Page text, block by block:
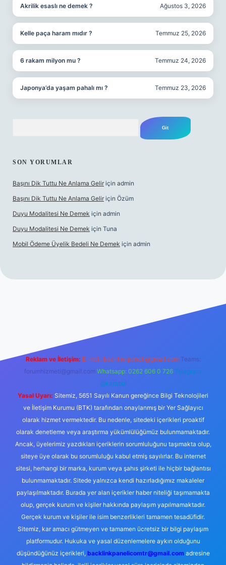
Akrilik esaslı ne demek ? Ağustos 3, 2026
Kelle paça haram mıdır ? Temmuz 25, 2026
6 rakam milyon mu ? Temmuz 24, 2026
Japonya’da yaşam pahalı mı ? Temmuz 23, 2026
SON YORUMLAR
Başını Dik Tuttu Ne Anlama Gelir için admin
Başını Dik Tuttu Ne Anlama Gelir için Özüm
Duyu Modalitesi Ne Demek için admin
Duyu Modalitesi Ne Demek için Tuna
Mobil Ödeme Üyelik Bedeli Ne Demek için admin
Reklam ve İletişim: E-mail: backlinkpaneli@gmail.com Teams:
forumhizmeti@gmail.com Whatsapp: 0262 606 0 726 Telegram:
@karabul
Yasal Uyarı: Sitemiz, 5651 Sayılı Kanun gereğince Bilgi Teknolojileri
ve İletişim Kurumu (BTK) tarafından onaylanmış bir Yer Sağlayıcı
olarak hizmet vermektedir. Bu nedenle, sitedeki içerikleri proaktif
olarak denetleme veya araştırma yükümlülüğümüz bulunmamaktadır.
Ancak, üyelerimiz yazdıkları içeriklerin sorumluluğunu taşımakta olup,
siteye üye olarak bu sorumluluğu kabul etmiş sayılırlar. Bu internet
sitesi, herhangi bir marka, kurum veya şahıs şirketi ile hiçbir bağlantısı
bulunmamaktadır. Sitede yalnızca kendi hazırladığımız makaleler
paylaşılmaktadır. Burada yer alan içerikler haber niteliği taşımamakta
olup, gerçek kurum ve kişiler hakkında paylaşım yapılmamaktadır.
Gerçek kurum ve kişiler ile isim benzerlikleri tamamen tesadüfidir.
Sitemiz, kar amacı gütmeyen ve tamamen ücretsiz bir bilgi paylaşım
platformudur. Hukuka ve yasal düzenlemelere aykırı olduğunu
düşündüğünüz içerikleri, backlinkpanelicomtr@gmail.comadresine